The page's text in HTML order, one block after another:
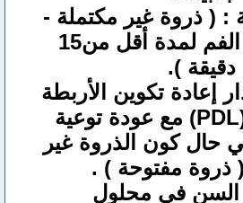
: ( ذروة غير مكتملة -
السن خارج الفم لمدة أقل من15
دقيقة ).
إعادة تكوين الأربطة
حول السنية(PDL) مع عودة توعية
حال كون الذروة غير
ذروة مفتوحة ) .
في محلول